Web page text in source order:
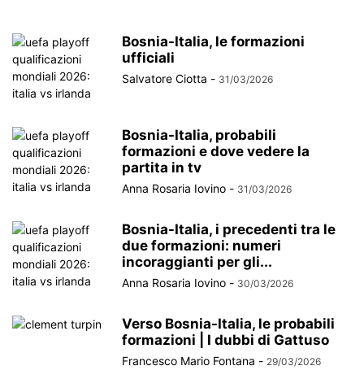
Bosnia-Italia, le formazioni
ufficiali
Salvatore Ciotta - 31/03/2026
Bosnia-Italia, probabili
formazioni e dove vedere la
partita in tv
Anna Rosaria Iovino - 31/03/2026
Bosnia-Italia, i precedenti tra le
due formazioni: numeri
incoraggianti per gli...
Anna Rosaria Iovino - 30/03/2026
Verso Bosnia-Italia, le probabili
formazioni | I dubbi di Gattuso
Francesco Mario Fontana - 29/03/2026